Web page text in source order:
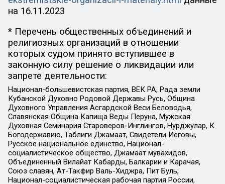
на 16.11.2023
* Перечень общественных объединений и
религиозных организаций в отношении
которых судом принято вступившее в
законную силу решение о ликвидации или
запрете деятельности:
Национал-большевистская партия, ВЕК РА, Рада земли
Кубанской Духовно Родовой Державы Русь, Община
Духовного Управления Асгардской Веси Беловодья,
Славянская Община Капища Веды Перуна, Мужская
Духовная Семинария Староверов-Инглингов, Нурджулар, К
Богодержавию, Таблиги Джамаат, Свидетели Иеговы,
Русское национальное единство, Национал-
социалистическое общество, Джамаат мувахидов,
Объединенный Вилайат Кабарды, Балкарии и Карачая,
Союз славян, Ат-Такфир Валь-Хиджра, Пит Буль,
Национал-социалистическая рабочая партия России,